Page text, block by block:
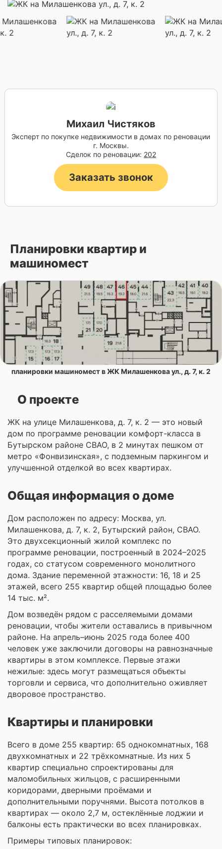
Михаил Чистяков
Эксперт по покупке недвижимости в домах по реновации
г. Москвы.
Сделок по реновации: 202
Заказать звонок
Планировки квартир и
машиномест
планировки машиномест в ЖК Милашенкова ул., д. 7, к. 2
О проекте
ЖК на улице Милашенкова, д. 7, к. 2 — это новый
дом по программе реновации комфорт-класса в
Бутырском районе СВАО, в 2 минутах пешком от
метро «Фонвизинская», с подземным паркингом и
улучшенной отделкой во всех квартирах.
Общая информация о доме
Дом расположен по адресу: Москва, ул.
Милашенкова, д. 7, к. 2, Бутырский район, СВАО.
Это двухсекционный жилой комплекс по
программе реновации, построенный в 2024–2025
годах, со статусом современного монолитного
дома. Здание переменной этажности: 16, 18 и 25
этажей, всего 255 квартир общей площадью более
14 тыс. м².
Дом возведён рядом с расселяемыми домами
реновации, чтобы жители оставались в привычном
районе. На апрель–июнь 2025 года более 400
человек уже заключили договоры на равнозначные
квартиры в этом комплексе. Первые этажи
нежилые: здесь могут размещаться объекты
торговли и сервиса, что дополнительно оживляет
дворовое пространство.
Квартиры и планировки
Всего в доме 255 квартир: 65 однокомнатных, 168
двухкомнатных и 22 трёхкомнатные. Из них 5
квартир специально спроектированы для
маломобильных жильцов, с расширенными
коридорами, дверными проёмами и
дополнительными поручнями. Высота потолков в
квартирах — около 2,7 м, остеклённые лоджии и
балконы есть практически во всех планировках.
Примеры типовых планировок: